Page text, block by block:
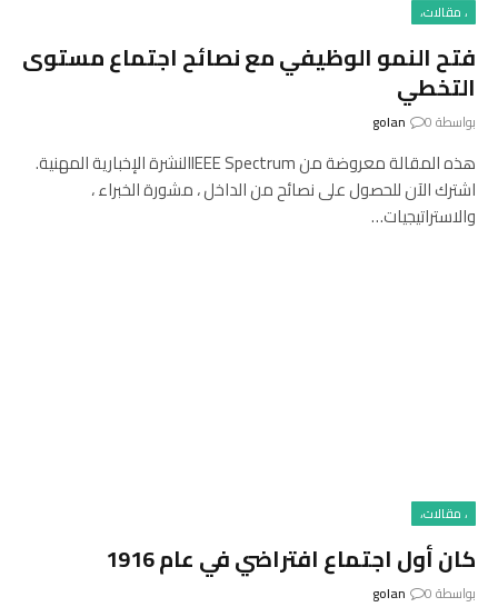
، مقالات،
فتح النمو الوظيفي مع نصائح اجتماع مستوى
التخطي
بواسطة golan 0
هذه المقالة معروضة من IEEE Spectrumالنشرة الإخبارية المهنية.
اشترك الآن للحصول على نصائح من الداخل ، مشورة الخبراء ،
والاستراتيجيات…
، مقالات،
كان أول اجتماع افتراضي في عام 1916
بواسطة golan 0